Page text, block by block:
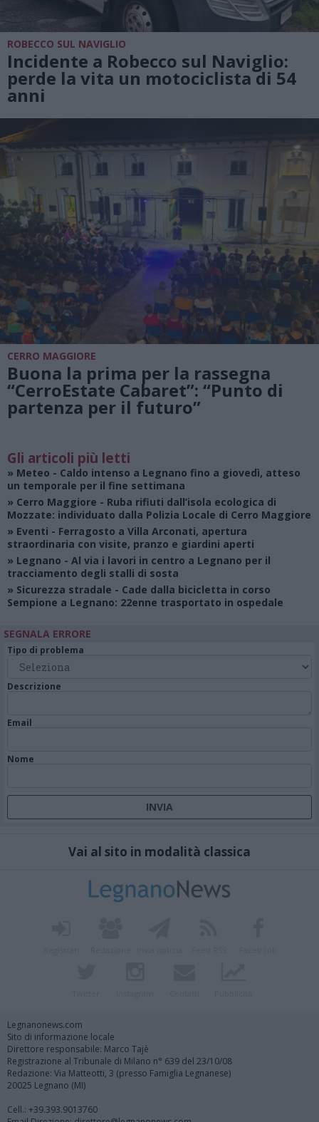
ROBECCO SUL NAVIGLIO
Incidente a Robecco sul Naviglio:
perde la vita un motociclista di 54
anni
CERRO MAGGIORE
Buona la prima per la rassegna
“CerroEstate Cabaret”: “Punto di
partenza per il futuro”
Gli articoli più letti
» Meteo - Caldo intenso a Legnano fino a giovedì, atteso
un temporale per il fine settimana
» Cerro Maggiore - Ruba rifiuti dall’isola ecologica di
Mozzate: individuato dalla Polizia Locale di Cerro Maggiore
» Eventi - Ferragosto a Villa Arconati, apertura
straordinaria con visite, pranzo e giardini aperti
» Legnano - Al via i lavori in centro a Legnano per il
tracciamento degli stalli di sosta
» Sicurezza stradale - Cade dalla bicicletta in corso
Sempione a Legnano: 22enne trasportato in ospedale
SEGNALA ERRORE
Tipo di problema
Descrizione
Email
Nome
Vai al sito in modalità classica
Legnanonews.com
Sito di informazione locale
Direttore responsabile: Marco Tajè
Registrazione al Tribunale di Milano n° 639 del 23/10/08
Redazione: Via Matteotti, 3 (presso Famiglia Legnanese)
20025 Legnano (MI)
Cell.: +39.393.9013760